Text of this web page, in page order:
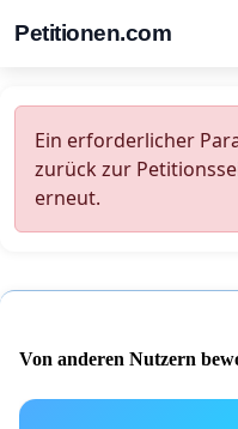
Petitionen.com
Ein erforderlicher
zurück zur
erneut.
Von anderen Nutzern